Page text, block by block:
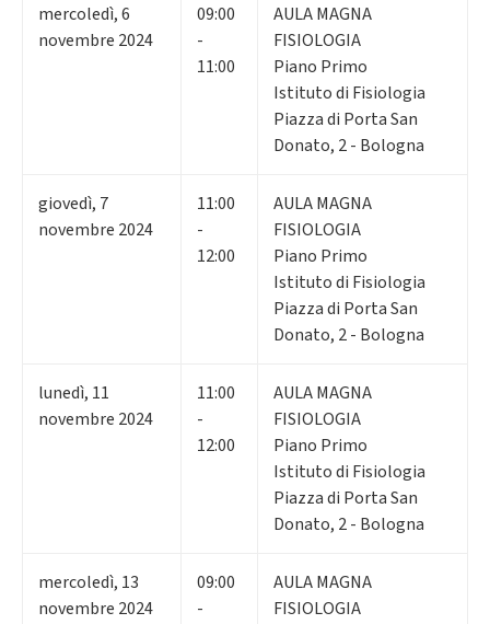
mercoledì,6
novembre 2024
09:00
-
11:00
AULA MAGNA
FISIOLOGIA
Piano Primo
Istituto di Fisiologia
Piazza di Porta San
Donato, 2 - Bologna
giovedì, 7
novembre 2024
11:00
-
12:00
AULA MAGNA
FISIOLOGIA
Piano Primo
Istituto di Fisiologia
Piazza di Porta San
Donato, 2 - Bologna
lunedì, 11
novembre 2024
11:00
-
12:00
AULA MAGNA
FISIOLOGIA
Piano Primo
Istituto di Fisiologia
Piazza di Porta San
Donato, 2 - Bologna
mercoledì, 13
novembre 2024
09:00
-
AULA MAGNA
FISIOLOGIA